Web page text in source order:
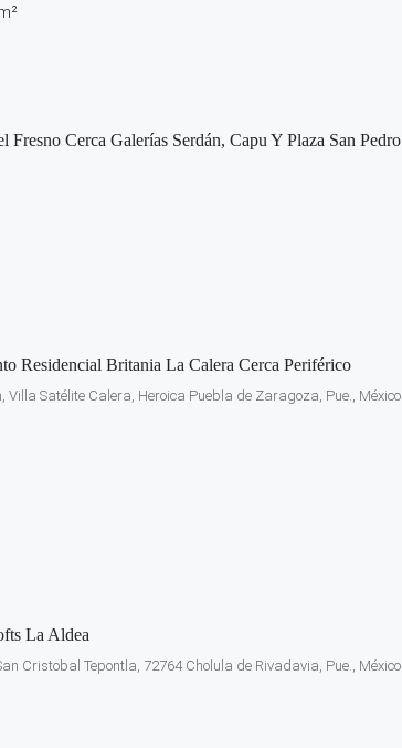
Cerca Galerías Serdán, Capu Y Plaza San Pedro
Residencial Britania La Calera Cerca Periférico
Satélite Calera, Heroica Puebla de Zaragoza, Pue., México
La Aldea
Cristobal Tepontla, 72764 Cholula de Rivadavia, Pue., México